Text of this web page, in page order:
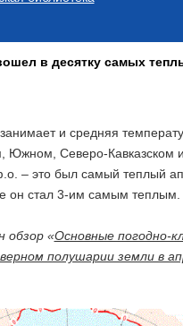
в десятку самых
и средняя
Южном, Северо-Кавказском
– это был самый теплый
он стал 3-им самым теплым.
обзор «Основные погодно-
полушарии земли в